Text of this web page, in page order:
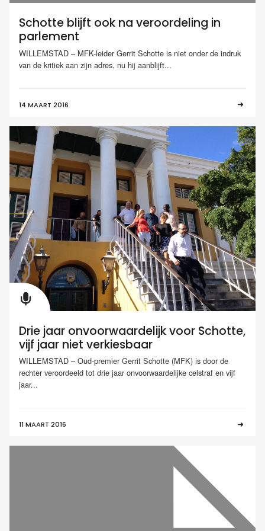
Schotte blijft ook na veroordeling in
parlement
WILLEMSTAD – MFK-leider Gerrit Schotte is niet onder de indruk
van de kritiek aan zijn adres, nu hij aanblijft...
14 MAART 2016
Drie jaar onvoorwaardelijk voor Schotte,
vijf jaar niet verkiesbaar
WILLEMSTAD – Oud-premier Gerrit Schotte (MFK) is door de
rechter veroordeeld tot drie jaar onvoorwaardelijke celstraf en vijf
jaar...
11 MAART 2016